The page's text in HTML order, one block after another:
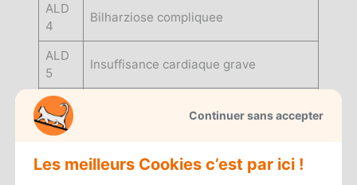
ALD
4
Bilharziose compliquee
ALD
5
Insuffisance cardiaque grave
ALD
6
7
Deficit immunitaire primitif grave
Continuer sans accepter
Les meilleurs Cookies c’est par ici !